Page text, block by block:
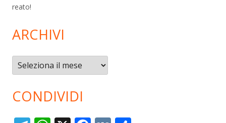
reato!
ARCHIVI
Archivi
CONDIVIDI